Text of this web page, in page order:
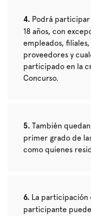
Podrá
18 años, con
empleados,
proveedores y
participado en la
Concurso.
También
primer grado de
como quienes
La participación
participante